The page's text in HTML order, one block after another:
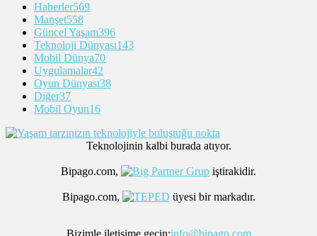
Haberler569
Manşet558
Güncel Yaşam396
Teknoloji Dünyası143
Mobil Dünya70
Uygulamalar42
Oyun Dünyası38
Diğer37
Mobil Oyun16
Teknolojinin kalbi burada atıyor.
Bipago.com, iştirakidir.
Bipago.com, üyesi bir markadır.